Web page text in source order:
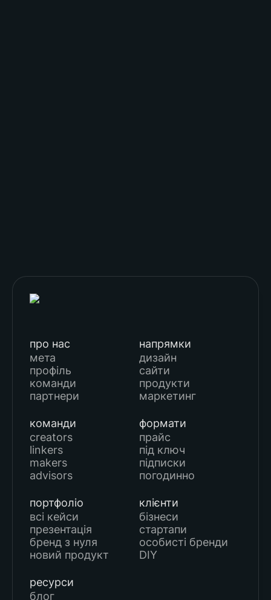
про нас
мета
профіль
команди
партнери
напрямки
дизайн
сайти
продукти
маркетинг
команди
creators
linkers
makers
advisors
формати
прайс
під ключ
підписки
погодинно
портфоліо
всі кейси
презентація
бренд з нуля
новий продукт
клієнти
бізнеси
стартапи
особисті бренди
DIY
ресурси
блог